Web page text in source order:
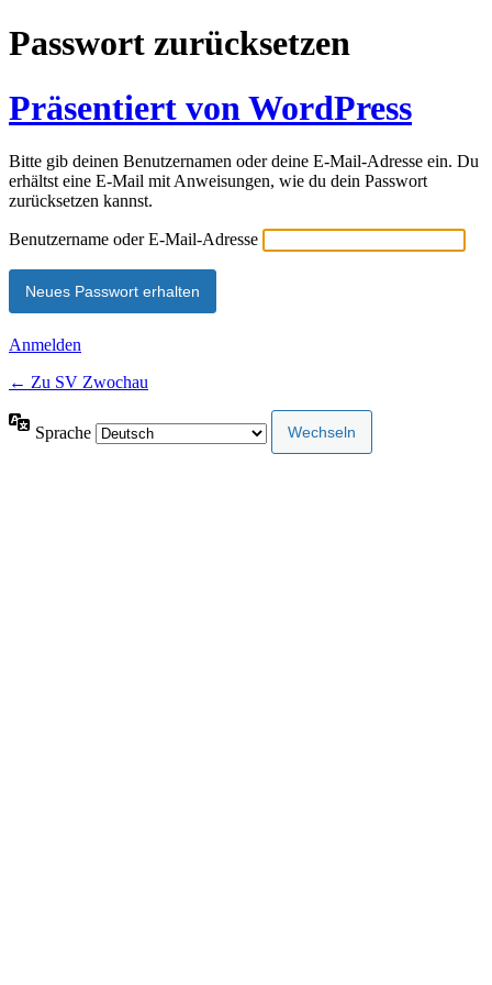
Passwort zurücksetzen
Präsentiert von WordPress
Bitte gib deinen Benutzernamen oder deine E-Mail-Adresse ein. Du
erhältst eine E-Mail mit Anweisungen, wie du dein Passwort
zurücksetzen kannst.
Benutzername oder E-Mail-Adresse
Anmelden
← Zu SV Zwochau
Sprache